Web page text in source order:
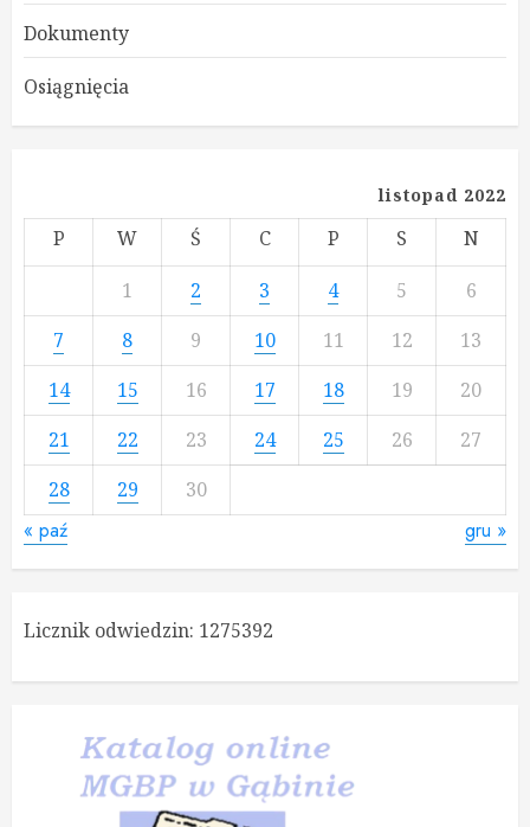
Dokumenty
Osiągnięcia
listopad 2022
P W Ś C P S
N
1
2 3 4 5
6
7
8 9 10 11 12
13
14
15 16 17 18 19
20
21
22 23 24 25 26
27
28
29 30
« paź gru »
Licznik odwiedzin: 1275392